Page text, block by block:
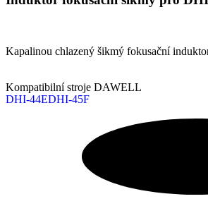
Kapalinou chlazený šikmý fokusační
Kompatibilní stroje DAWELL
DHI-44EDHI-45F